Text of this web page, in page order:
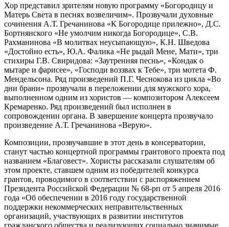
Хор представил зрителям новую программу «Богородицу и
Матерь Света в песнях возвеличим». Прозвучали духовные
сочинения А.Т. Гречанинова «К Богородице прилежно», Д.С.
Бортнянского «Не умолчим никогда Богородице», С.В.
Рахманинова «В молитвах неусыпающую», К.Н. Шведова
«Достойно есть», Ю.А. Фалика «Не рыдай Мене, Мати», три
стихиры Г.В. Свиридова: «Заутренняя песнь», «Кондак о
мытаре и фарисее», «Господи воззвах к Тебе», три мотета Ф.
Мендельсона. Ряд произведений П.Г. Чеснокова из цикла «Во
дни брани» прозвучали в переложении для мужского хора,
выполненном одним из хористов — композитором Алексеем
Кремаренко. Ряд произведений был исполнен в
сопровождении органа. В завершение концерта прозвучало
произведение А.Т. Гречанинова «Верую».
Композиции, прозвучавшие в этот день в консерватории,
станут частью концертной программы грантового проекта под
названием «Благовест». Хористы рассказали слушателям об
этом проекте, ставшем одним из победителей конкурса
грантов, проводимого в соответствии с распоряжением
Президента Российской Федерации № 68-рп от 5 апреля 2016
года «Об обеспечении в 2016 году государственной
поддержки некоммерческих неправительственных
организаций, участвующих в развитии институтов
гражданского общества и реализующих социально значимые